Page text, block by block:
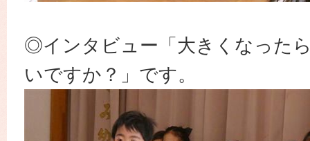
◎インタビュー「大きくなった
いですか？」です。